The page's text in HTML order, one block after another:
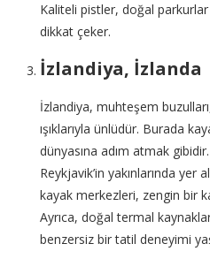
Kaliteli pistler, doğal
dikkat çeker.
İzlandiya, İzlanda
İzlandiya, muhteşem
ışıklarıyla ünlüdür. Burada
dünyasına adım atmak gibidir.
Reykjavik’in yakınlarında
kayak merkezleri, zengin bir
Ayrıca, doğal termal
benzersiz bir tatil deneyimi